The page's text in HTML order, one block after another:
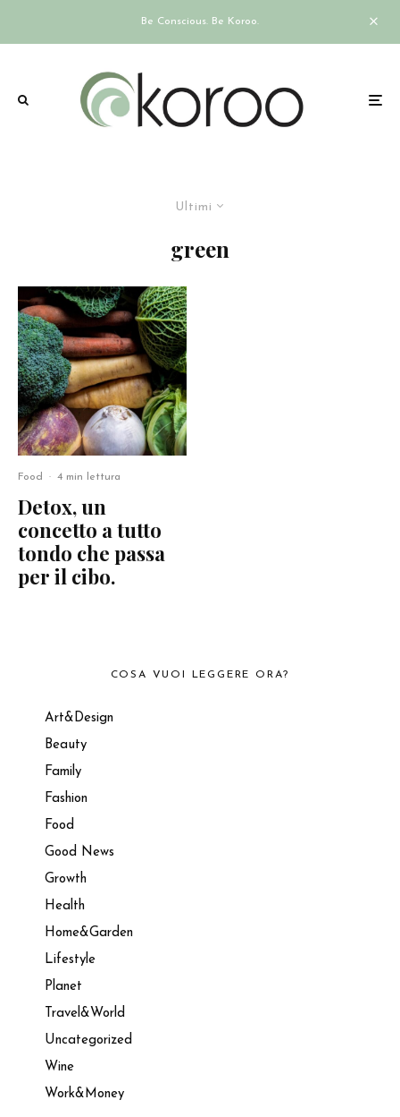
Be Conscious. Be Koroo.
Ultimi
green
Food · 4 min lettura
Detox, un
concetto a tutto
tondo che passa
per il cibo.
COSA VUOI LEGGERE ORA?
Art&Design
Beauty
Family
Fashion
Food
Good News
Growth
Health
Home&Garden
Lifestyle
Planet
Travel&World
Uncategorized
Wine
Work&Money